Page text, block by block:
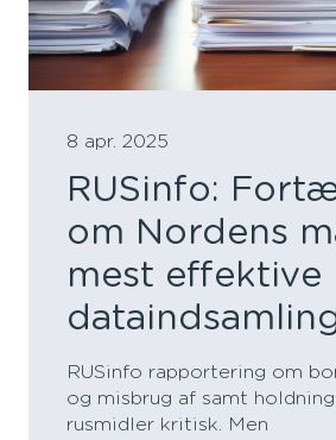
8 apr. 2025
RUSinfo:
om Nordens
mest effektive
RUSinfo rapportering om
og misbrug af samt
rusmidler kritisk. Men